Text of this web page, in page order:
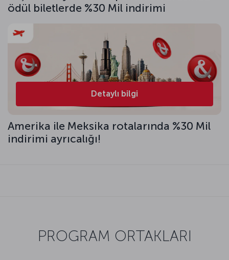
ödül biletlerde %30 Mil indirimi
Detaylı bilgi
Amerika ile Meksika rotalarında %30 Mil
indirimi ayrıcalığı!
PROGRAM ORTAKLARI